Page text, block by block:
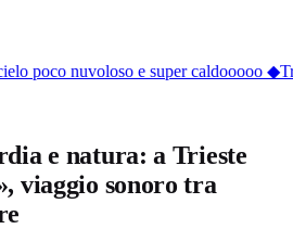
poco nuvoloso e super caldooooo◆
e natura: a Trieste
viaggio sonoro tra